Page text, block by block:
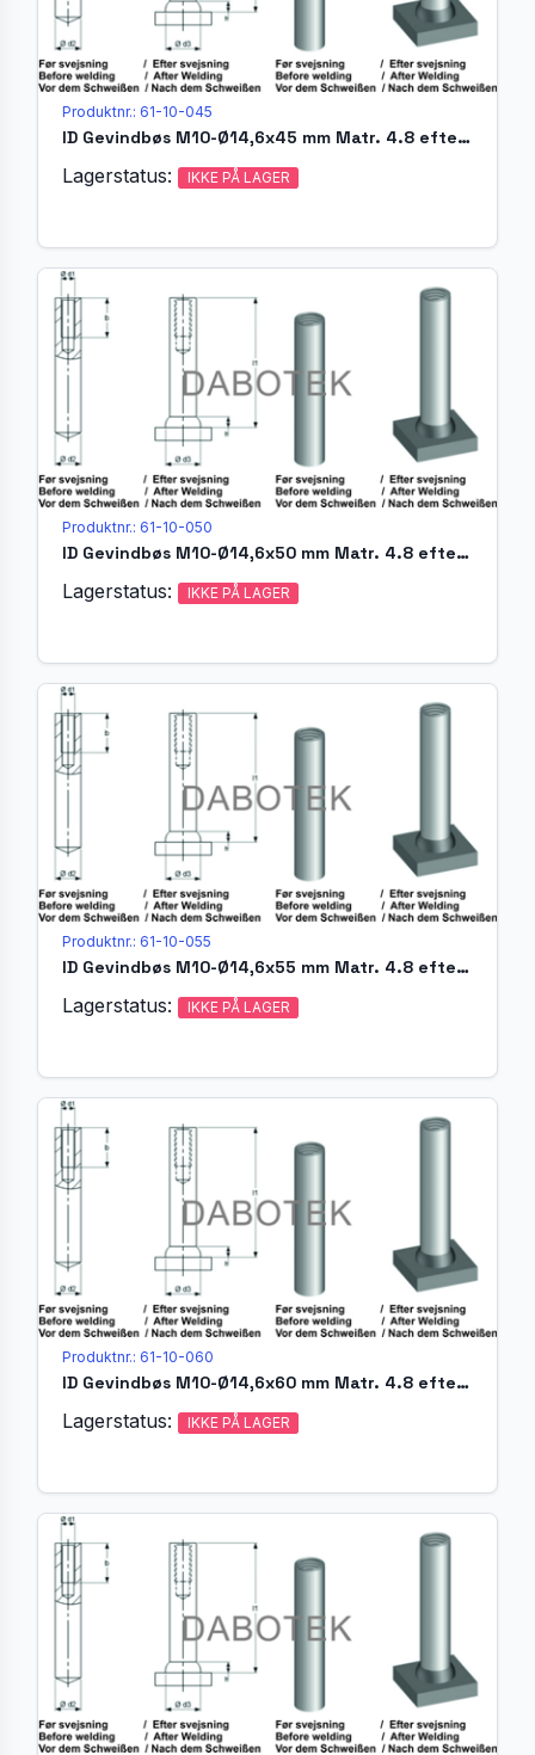
Produktnr.: 61-10-045
ID Gevindbøs M10-Ø14,6x45 mm Matr. 4.8 efter EN ISO 13918
Lagerstatus: IKKE PÅ LAGER
Produktnr.: 61-10-050
ID Gevindbøs M10-Ø14,6x50 mm Matr. 4.8 efter EN ISO 13918
Lagerstatus: IKKE PÅ LAGER
Produktnr.: 61-10-055
ID Gevindbøs M10-Ø14,6x55 mm Matr. 4.8 efter EN ISO 13918
Lagerstatus: IKKE PÅ LAGER
Produktnr.: 61-10-060
ID Gevindbøs M10-Ø14,6x60 mm Matr. 4.8 efter EN ISO 13918
Lagerstatus: IKKE PÅ LAGER